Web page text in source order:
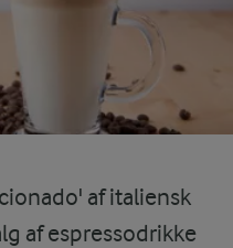
af italiensk
af espressodrikke